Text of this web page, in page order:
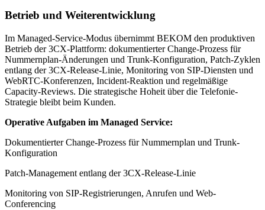
Betrieb und Weiterentwicklung
Im Managed-Service-Modus übernimmt BEKOM den produktiven
Betrieb der 3CX-Plattform: dokumentierter Change-Prozess für
Nummernplan-Änderungen und Trunk-Konfiguration, Patch-Zyklen
entlang der 3CX-Release-Linie, Monitoring von SIP-Diensten und
WebRTC-Konferenzen, Incident-Reaktion und regelmäßige
Capacity-Reviews. Die strategische Hoheit über die Telefonie-
Strategie bleibt beim Kunden.
Operative Aufgaben im Managed Service:
Dokumentierter Change-Prozess für Nummernplan und Trunk-
Konfiguration
Patch-Management entlang der 3CX-Release-Linie
Monitoring von SIP-Registrierungen, Anrufen und Web-
Conferencing